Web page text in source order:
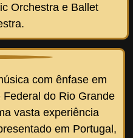
Orchestra e Ballet
com ênfase em
do Rio Grande
vasta experiência
em Portugal,